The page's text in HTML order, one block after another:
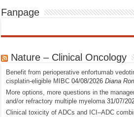
Fanpage
Nature – Clinical Oncology
Benefit from perioperative enfortumab
cisplatin-eligible MIBC 04/08/2026 Diana
More options, more questions in the
and/or refractory multiple myeloma 31/07/
Clinical toxicity of ADCs and ICI–ADC